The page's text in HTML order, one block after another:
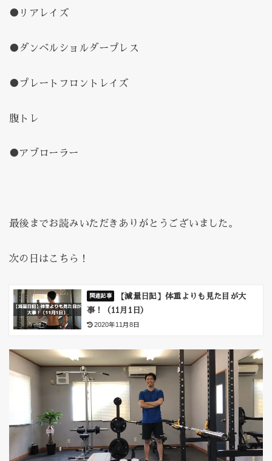
●リアレイズ
●ダンベルショルダープレス
●プレートフロントレイズ
腹トレ
●アブローラー
最後までお読みいただきありがとうございました。
次の日はこちら！
【減量日記】体重よりも見た目が大
事！（11月1日）
2020年11月8日